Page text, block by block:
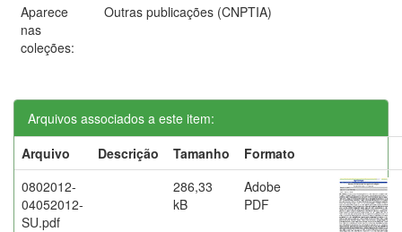
Aparece
nas
coleções:
Outras publicações (CNPTIA)
Arquivos associados a este item:
Arquivo
Descrição Tamanho
Formato
0802012-
04052012-
SU.pdf
286,33
kB
Adobe
PDF